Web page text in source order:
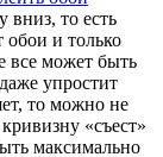
вниз, то есть
обои и только
все может быть
упростит
то можно не
«съест»
максимально